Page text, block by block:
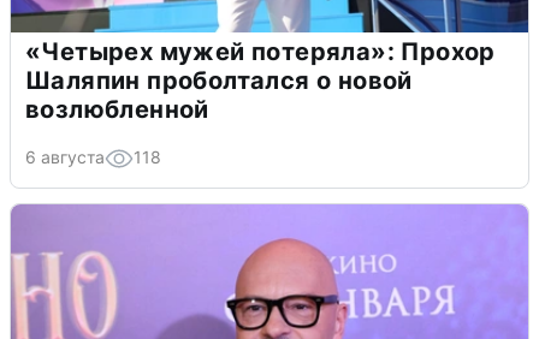
«Четырех мужей потеряла»: Прохор
Шаляпин проболтался о новой
возлюбленной
6 августа 118